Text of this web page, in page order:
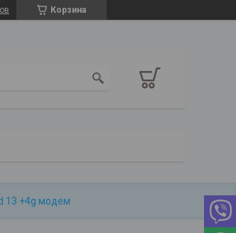
Корзина
13 +4g модем